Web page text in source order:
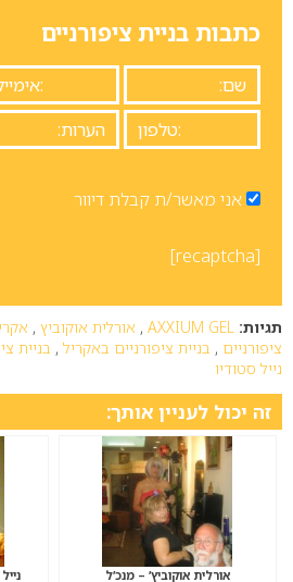
כתבות בניית ציפורניים
אני מאשר/ת קבלת דיוור
[recaptcha]
תגיות: AXXIUM GEL
, אורלית אוקוביץ ,
ציפורניים , בניית ציפורניים באקריל , בניית
נייל סטודיו
זה יכול לעניין אותך:
אורלית אוקוביץ’ – מנכ’ל